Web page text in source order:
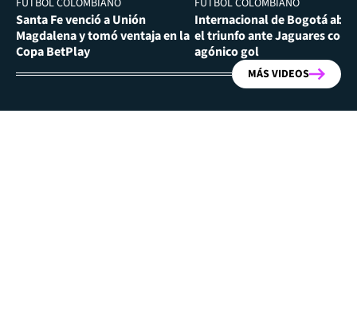
Santa Fe venció a Unión
Magdalena y tomó ventaja en la
Copa BetPlay
Internacional de Bogotá
el triunfo ante Jaguares con
agónico gol
MÁS VIDEOS